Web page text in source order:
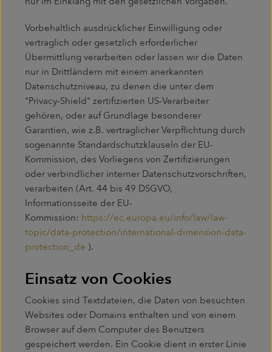
Vorbehaltlich ausdrücklicher Einwilligung oder
vertraglich oder gesetzlich erforderlicher
Übermittlung verarbeiten oder lassen wir die Daten
nur in Drittländern mit einem anerkannten
Datenschutzniveau, zu denen die unter dem
"Privacy-Shield" zertifizierten US-Verarbeiter
gehören, oder auf Grundlage besonderer
Garantien, wie z.B. vertraglicher Verpflichtung durch
sogenannte Standardschutzklauseln der EU-
Kommission, des Vorliegens von Zertifizierungen
oder verbindlicher interner Datenschutzvorschriften,
verarbeiten (Art. 44 bis 49 DSGVO,
Informationsseite der EU-
Kommission: https://ec.europa.eu/info/law/law-
topic/data-protection/international-dimension-data-
protection_de ).
Einsatz von Cookies
Cookies sind Textdateien, die Daten von besuchten
Websites oder Domains enthalten und von einem
Browser auf dem Computer des Benutzers
gespeichert werden. Ein Cookie dient in erster Linie